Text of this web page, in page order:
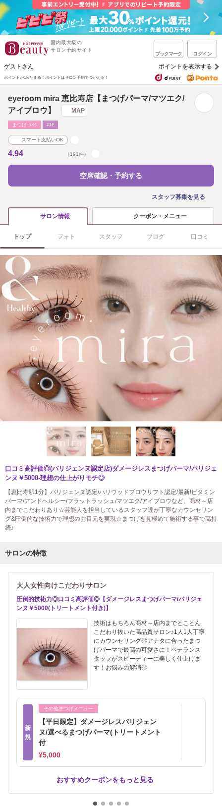
国内最大級の
サロン予約サイト
ブックマーク ログイン
ゲストさん ポイントを表示する
ポイントが1%たまる！ ポイントはサロン予約でつかえる！
eyeroom mira 恵比寿店【まつげパーマ/マツエク/
アイブロウ】
MAP
まつげ･ﾒｲｸ ｴｽﾃ
スマート支払いOK
4.94 （191件）
空席確認・予約する
スタッフ募集を見る
サロン情報 クーポン・メニュー
トップ フォト スタッフ ブログ 口コミ
口コミ高評価◎(パリジェンヌ認定店)ダメージレスまつげパーマ/パリジェ
ンヌ￥5000-理想の仕上がりモチ◎
【恵比寿駅1分】パリジェンヌ認定/ハリウッドブロウリフト認定/最新!ビタミン
パーマ/アンドヘルシー/フラットラッシュ/マツエク/アイブロウなど、商材～店
内までこだわりあり☆芸能人を担当しているスタッフ達が丁寧なカウンセリン
グ&圧倒的な技術力で理想のお目元を実現☆まつげを見極めて施術する事で高持
続♪
サロンの特徴
大人女性向けこだわりサロン
圧倒的技術力◎口コミ高評価◎【ダメージレスまつげパーマ/パリジェ
ンヌ￥5000(トリートメント付き)】
技術はもちろん商材～店内までとことん
こだわり抜いた高品質サロン♪1人1人丁寧
にカウンセリング◎アナタに合ったまつ
げパーマで最高の可愛さに！ベテランス
タッフがスピーディーに美しく仕上げま
す！お悩みの解消◎
新
規
その他まつげメニュー
【平日限定】ダメージレスパリジェン
ヌ/選べるまつげパーマ(トリートメント
付
¥5,000
おすすめクーポンをもっと見る